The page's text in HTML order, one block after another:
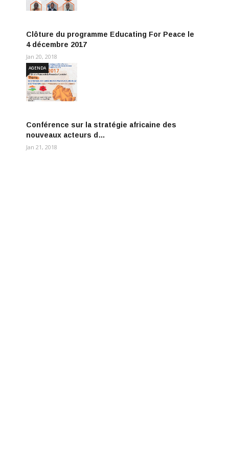
Clôture du programme Educating For Peace le
4 décembre 2017
Jan 20, 2018
Conférence sur la stratégie africaine des
nouveaux acteurs d…
AGENDA
Jan 21, 2018